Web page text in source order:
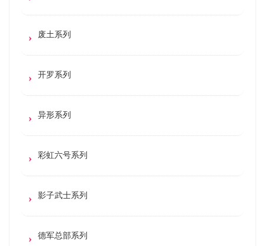
废土系列
开罗系列
异形系列
彩虹六号系列
影子武士系列
德军总部系列